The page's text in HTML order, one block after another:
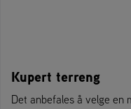
Kupert terreng
Det anbefales å velge en